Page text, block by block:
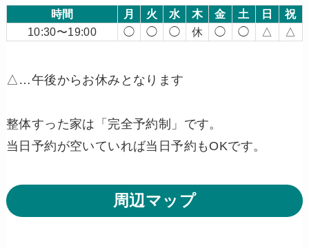
時間 月 火 水 木 金 土 日
祝
10:30〜19:00
◯ ◯ ◯ 休 ◯ ◯ △ △
△…午後からお休みとなります
整体すった家は「完全予約制」です。
当日予約が空いていれば当日予約もOKです。
周辺マップ